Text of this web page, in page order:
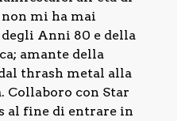
mi ha mai
Anni 80 e della
amante della
thrash metal alla
Collaboro con Star
al fine di entrare in